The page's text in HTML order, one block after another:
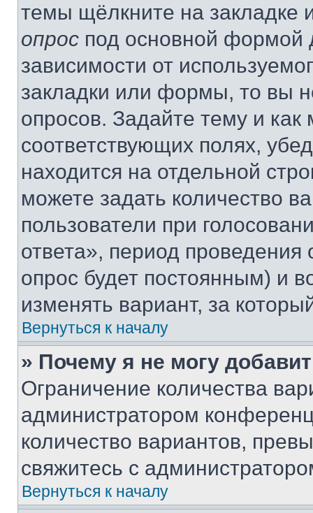
темы щёлкните на
опрос под основной формой
зависимости от
закладки или формы, то вы
опросов. Задайте тему и
соответствующих полях,
находится на отдельной
можете задать количество
пользователи при
ответа», период проведения
опрос будет постоянным) и
изменять вариант, за
Вернуться к началу
» Почему я не могу
Ограничение количества
администратором
количество вариантов,
свяжитесь с
Вернуться к началу